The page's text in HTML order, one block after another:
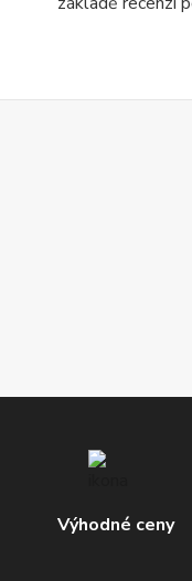
Výhodné ceny